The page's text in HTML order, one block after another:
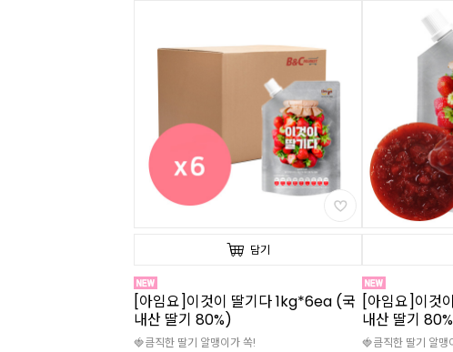
담기
[아임요]이것이 딸기다 1kg*6ea (국
내산 딸기 80%)
🍓큼직한 딸기 알맹이가 쏙!
[아임요]이것
내산 딸기
🍓큼직한 딸기 알맹